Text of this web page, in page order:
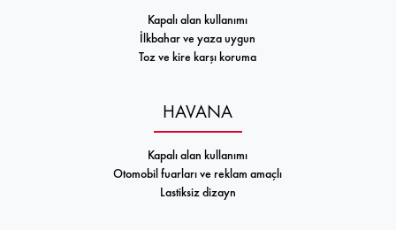
Kapalı alan kullanımı
İlkbahar ve yaza uygun
Toz ve kire karşı koruma
HAVANA
Kapalı alan kullanımı
Otomobil fuarları ve reklam amaçlı
Lastiksiz dizayn